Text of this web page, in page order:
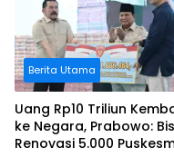
Berita Utama
Uang Rp10 Triliun
ke Negara, Prabowo:
Renovasi 5.000